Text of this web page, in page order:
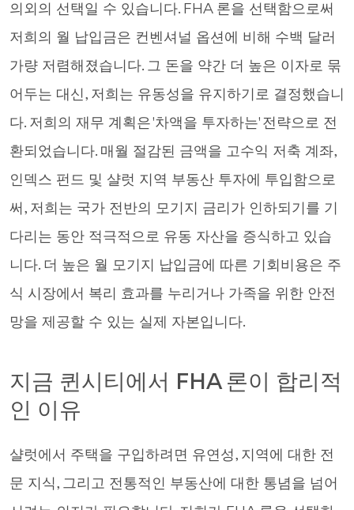
의외의 선택일 수 있습니다. FHA 론을 선택함으로써
저희의 월 납입금은 컨벤셔널 옵션에 비해 수백 달러
가량 저렴해졌습니다. 그 돈을 약간 더 높은 이자로 묶
어두는 대신, 저희는 유동성을 유지하기로 결정했습니
다. 저희의 재무 계획은 '차액을 투자하는' 전략으로 전
환되었습니다. 매월 절감된 금액을 고수익 저축 계좌,
인덱스 펀드 및 샬럿 지역 부동산 투자에 투입함으로
써, 저희는 국가 전반의 모기지 금리가 인하되기를 기
다리는 동안 적극적으로 유동 자산을 증식하고 있습
니다. 더 높은 월 모기지 납입금에 따른 기회비용은 주
식 시장에서 복리 효과를 누리거나 가족을 위한 안전
망을 제공할 수 있는 실제 자본입니다.
지금 퀸시티에서 FHA 론이 합리적
인 이유
샬럿에서 주택을 구입하려면 유연성, 지역에 대한 전
문 지식, 그리고 전통적인 부동산에 대한 통념을 넘어